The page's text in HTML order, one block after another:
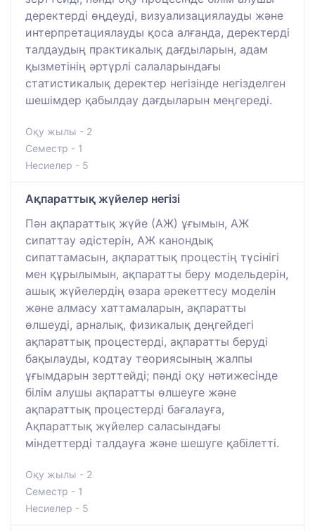
деректерді өңдеуді, визуализациялауды және
интерпретациялауды қоса алғанда, деректерді
талдаудың практикалық дағдыларын, адам
қызметінің әртүрлі салаларындағы
статистикалық деректер негізінде негізделген
шешімдер қабылдау дағдыларын меңгереді.
Оқу жылы - 2
Семестр - 1
Несиелер - 5
Ақпараттық жүйелер негізі
Пән ақпараттық жүйе (АЖ) ұғымын, АЖ
сипаттау әдістерін, АЖ канондық
сипаттамасын, ақпараттық процестің түсінігі
мен құрылымын, ақпаратты беру модельдерін,
ашық жүйелердің өзара әрекеттесу моделін
және алмасу хаттамаларын, ақпаратты
өлшеуді, арналық, физикалық деңгейдегі
ақпараттық процестерді, ақпаратты беруді
бақылауды, кодтау теориясының жалпы
ұғымдарын зерттейді; пәнді оқу нәтижесінде
білім алушы ақпаратты өлшеуге және
ақпараттық процестерді бағалауға,
Ақпараттық жүйелер саласындағы
міндеттерді талдауға және шешуге қабілетті.
Оқу жылы - 2
Семестр - 1
Несиелер - 5